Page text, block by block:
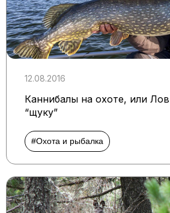
12.08.2016
Каннибалы на охоте, или
“щуку”
#Охота и рыбалка